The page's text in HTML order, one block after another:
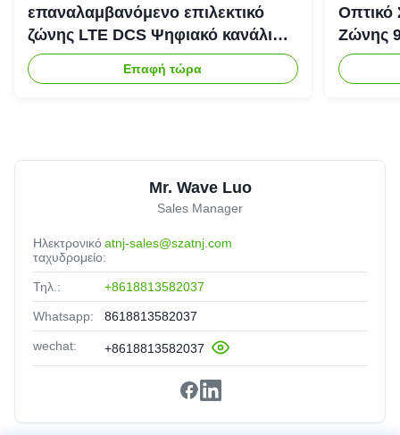
επαναλαμβανόμενο επιλεκτικό
ζώνης LTE DCS Ψηφιακό κανάλι
Επιλεκτικό επαναλαμβανόμενο
Bda Pico
Επαφή τώρα
Οπτικό
Ζώνης
Mr. Wave Luo
Sales Manager
Ηλεκτρονικό
ταχυδρομείο:
atnj-sales@szatnj.com
Τηλ.: +8618813582037
Whatsapp: 8618813582037
wechat: +8618813582037